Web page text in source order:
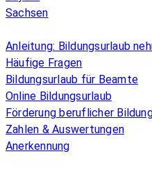
Sachsen
Anleitung: Bildungsurlaub
Häufige Fragen
Bildungsurlaub für Beamte
Online Bildungsurlaub
Förderung beruflicher
Zahlen & Auswertungen
Anerkennung